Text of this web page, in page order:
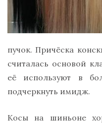
пучок. Причёска
считалась основой
её используют в
подчеркнуть имидж.
Косы на шиньоне